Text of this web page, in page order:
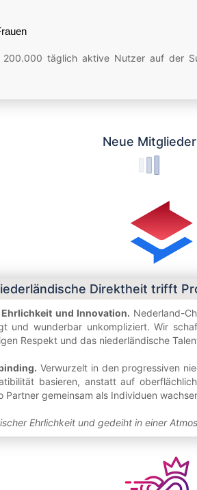
200.000 täglich aktive Nutzer auf der
Neue Mitglieder
Direktheit trifft
und Innovation. Nederland-
und wunderbar unkompliziert. Wir
Respekt und das niederländische
Verwurzelt in den progressiven
basieren, anstatt auf
gemeinsam als Individuen
Ehrlichkeit und gedeiht in einer